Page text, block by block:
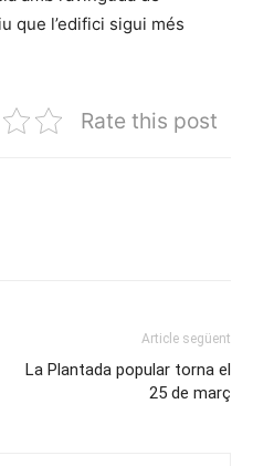
que l’edifici sigui més
Rate this post
Article següent
La Plantada popular torna el
25 de març